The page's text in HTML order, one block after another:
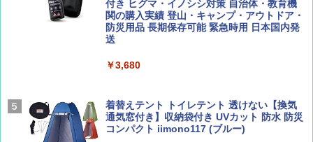
AIRLINE（エアライン）2026年9月号【特
集】ボーイング110周年を祝して！
￥1,760
A26 地球の歩き方 チェコ ポーランド スロヴ
ァキア 2026～2027 地球の歩き方A ヨーロッ
広げるだけ パッとサッとテント ブラックコ
ーティング フルクローズ メッシュ 3-4人用
簡単設置 ポップアップテント エクルベージ
ュ(BC仕様) PATC-150B(EB)
￥9,990
[キャンパーズコレクション 山善] 傘みたいに
広げるだけ パッとサッとテント キューブワ
イド ブラックコーティング フルクローズ メ
付き ヒグマ・イノシシ対策 自治体・教育機
関の購入実績 登山・キャンプ・アウトドア・
防災用品 長期保存可能 緊急時用 日本国内発
送
￥3,680
着替えテント トイレテント 透けない【換気
通気窓付き】収納袋付き UVカット 防水 防災
コンパクト iimono117 (ブルー)